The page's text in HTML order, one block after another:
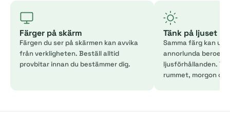
Färger på skärm
Färgen du ser på skärmen kan avvika
från verkligheten. Beställ alltid
provbitar innan du bestämmer dig.
Tänk på ljuset
Samma färg kan
annorlunda
ljusförhållanden.
rummet, morgon